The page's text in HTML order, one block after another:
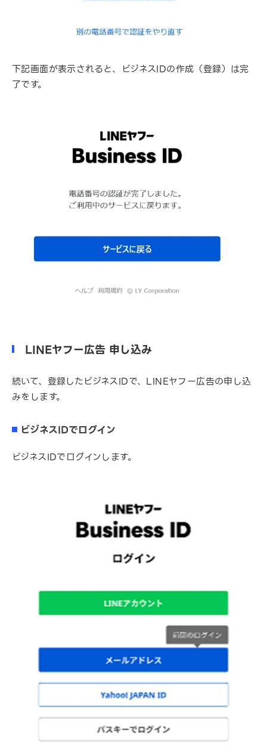
下記画面が表示されると、ビジネスIDの作成（登録）は完
了です。
LINEヤフー広告 申し込み
続いて、登録したビジネスIDで、LINEヤフー広告の申し込
みをします。
ビジネスIDでログイン
ビジネスIDでログインします。